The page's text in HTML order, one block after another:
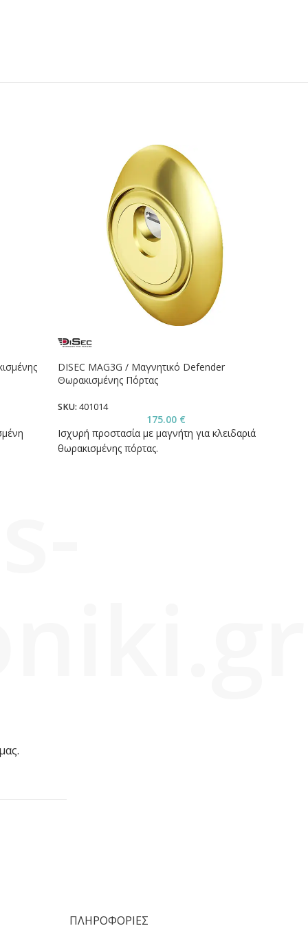
DISEC MAG3G / Μαγνητικό Defender
Θωρακισμένης Πόρτας
SKU: 401014
175.00 €
Ισχυρή προστασία με μαγνήτη για κλειδαριά
θωρακισμένης πόρτας.
ΠΛΗΡΟΦΟΡΙΕΣ